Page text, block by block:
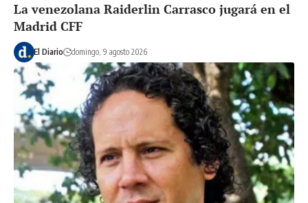
La venezolana Raiderlin Carrasco jugará en el
Madrid CFF
El Diario domingo, 9 agosto 2026